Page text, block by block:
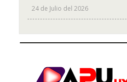
24 de Julio del 2026